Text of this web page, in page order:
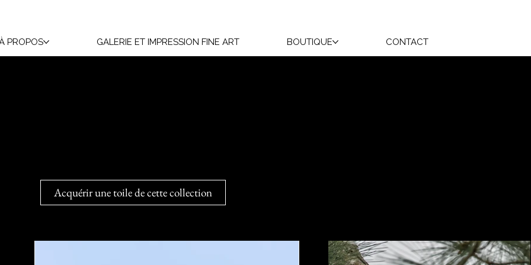
PROPOS GALERIE ET IMPRESSION FINE ART BOUTIQUE CONTACT
Acquérir une toile de cette collection